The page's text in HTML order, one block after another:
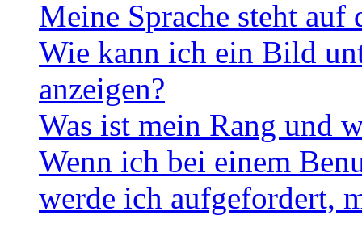
Meine Sprache steht
Wie kann ich ein Bild
anzeigen?
Was ist mein Rang und
Wenn ich bei einem
werde ich aufgefordert,